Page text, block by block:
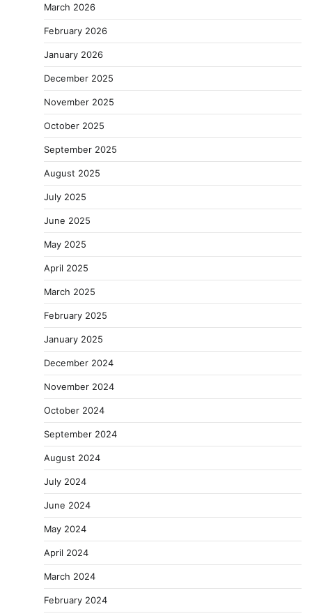
March 2026
February 2026
January 2026
December 2025
November 2025
October 2025
September 2025
August 2025
July 2025
June 2025
May 2025
April 2025
March 2025
February 2025
January 2025
December 2024
November 2024
October 2024
September 2024
August 2024
July 2024
June 2024
May 2024
April 2024
March 2024
February 2024